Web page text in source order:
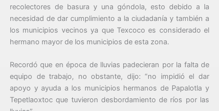
recolectores de basura y una góndola, esto debido a la
necesidad de dar cumplimiento a la ciudadanía y también a
los municipios vecinos ya que Texcoco es considerado el
hermano mayor de los municipios de esta zona.
Recordó que en época de lluvias padecieran por la falta de
equipo de trabajo, no obstante, dijo: “no impidió el dar
apoyo y ayuda a los municipios hermanos de Papalotla y
Tepetlaoxtoc que tuvieron desbordamiento de ríos por las